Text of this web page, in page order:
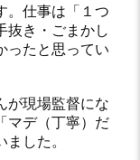
。仕事は「１つ
抜き・ごまかし
ったと思ってい
が現場監督にな
マデ（丁寧）だ
した。